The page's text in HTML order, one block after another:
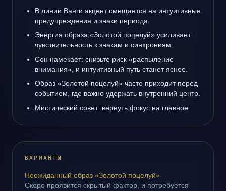
В линии Ванги акцент смещается на интуитивные
предупреждения и знаки периода.
Энергия образа «Золотой поцелуй» усиливает
чувствительность к знакам и синхрониям.
Сон намекает: снизьте риск «распыление
внимания», и интуитивный путь станет яснее.
Образ «Золотой поцелуй» часто приходит перед
событием, где важно удержать внутренний центр.
Мистический совет: вернуть фокус на главное.
ВАРИАНТЫ
Неожиданный образ «Золотой поцелуй»
Скоро проявится скрытый фактор, и потребуется